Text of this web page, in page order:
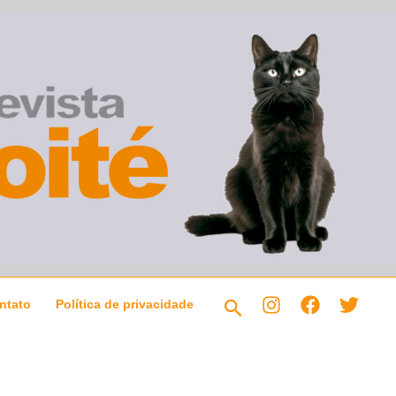
Política de privacidade Pesquisar